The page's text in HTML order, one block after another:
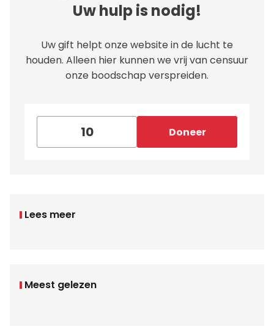
Uw hulp is nodig!
Uw gift helpt onze website in de lucht te
houden. Alleen hier kunnen we vrij van censuur
onze boodschap verspreiden.
Doneer
Lees meer
Meest gelezen